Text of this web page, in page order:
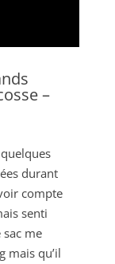
–
durant
compte
senti
me
mais qu’il